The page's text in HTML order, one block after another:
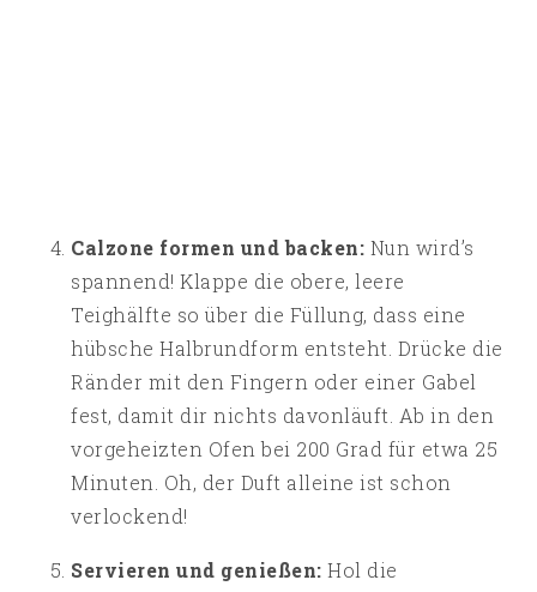
Calzone formen und backen: Nun wird’s
spannend! Klappe die obere, leere
Teighälfte so über die Füllung, dass eine
hübsche Halbrundform entsteht. Drücke die
Ränder mit den Fingern oder einer Gabel
fest, damit dir nichts davonläuft. Ab in den
vorgeheizten Ofen bei 200 Grad für etwa 25
Minuten. Oh, der Duft alleine ist schon
verlockend!
Servieren und genießen: Hol die